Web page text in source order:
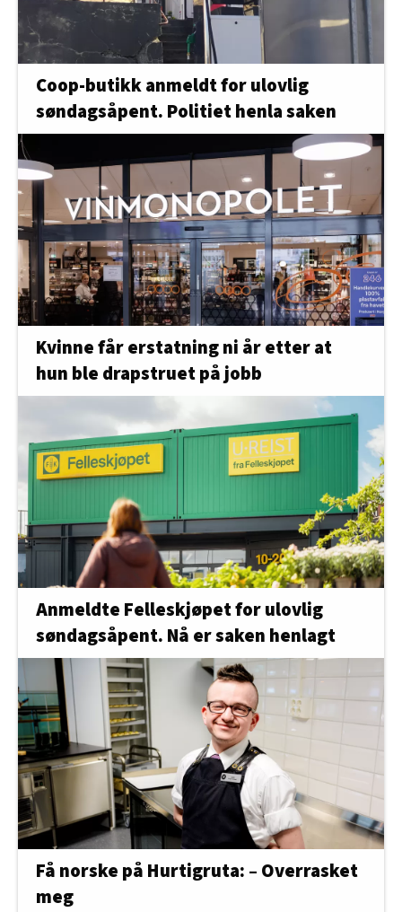
Coop-butikk anmeldt for ulovlig
søndagsåpent. Politiet henla saken
Kvinne får erstatning ni år etter at
hun ble drapstruet på jobb
Anmeldte Felleskjøpet for ulovlig
søndagsåpent. Nå er saken henlagt
Få norske på Hurtigruta: – Overrasket
meg